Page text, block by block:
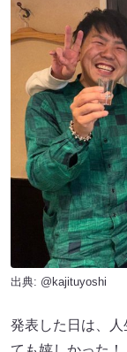
出典: @kajituyoshi
発表した日は、